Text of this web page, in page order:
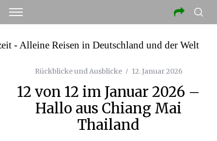
Rückblicke und Ausblicke 12. Januar 2026
12 von 12 im Januar 2026 –
Hallo aus Chiang Mai
Thailand